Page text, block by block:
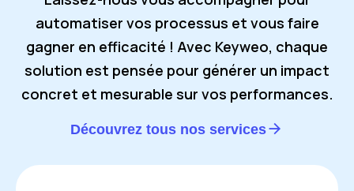
automatiser vos processus et vous faire
gagner en efficacité ! Avec Keyweo, chaque
solution est pensée pour générer un impact
concret et mesurable sur vos performances.
Découvrez tous nos services